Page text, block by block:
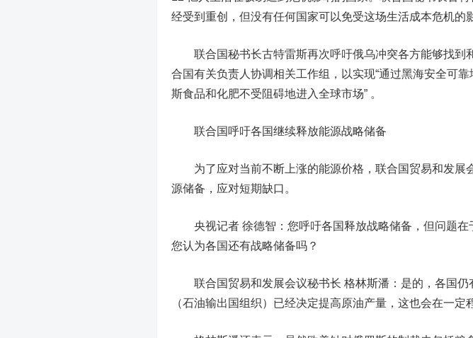
经受到重创，但没有任何国家可以免受这场生活成本危机的
联合国秘书长古特雷斯再次呼吁俄乌冲突各方能够找到
合国有关负责人协调相关工作组，以实现“通过黑海安全可靠
斯食品和化肥不受阻碍地进入全球市场” 。
联合国呼吁各国继续释放能源战略储备
为了应对当前不断上涨的能源价格，联合国贸易和发展
源储备，应对短期缺口。
央视记者 徐德智：您呼吁各国释放战略储备，但问题在
您认为各国还有战略储备吗？
联合国贸易和发展会议秘书长 格林斯潘：是的，各国仍
（石油输出国组织）已经决定提高原油产量，这也会在一定